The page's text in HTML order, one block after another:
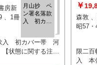
学作品です。 :
れる月山の淵源に
。珠玉作「天沼」も
いも
え下さ
月山抄 ペ
ン署名落款
入 初カバ
社 、昭60・9 、1冊
入 初カバー帯 河
状態に関する注
￥
森敦 、成瀬書房 、
限二
入 本